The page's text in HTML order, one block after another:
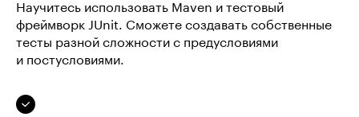
Научитесь использовать Maven и тестовый
фреймворк JUnit. Сможете создавать собственные
тесты разной сложности с предусловиями
и постусловиями.